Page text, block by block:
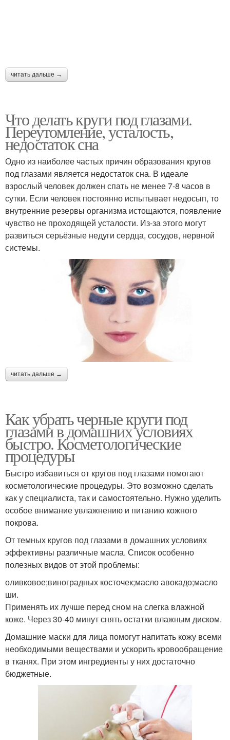
читать дальше →
Что делать круги под глазами.
Переутомление, усталость,
недостаток сна
Одно из наиболее частых причин образования кругов
под глазами является недостаток сна. В идеале
взрослый человек должен спать не менее 7-8 часов в
сутки. Если человек постоянно испытывает недосып, то
внутренние резервы организма истощаются, появление
чувство не проходящей усталости. Из-за этого могут
развиться серьёзные недуги сердца, сосудов, нервной
системы.
читать дальше →
Как убрать черные круги под
глазами в домашних условиях
быстро. Косметологические
процедуры
Быстро избавиться от кругов под глазами помогают
косметологические процедуры. Это возможно сделать
как у специалиста, так и самостоятельно. Нужно уделить
особое внимание увлажнению и питанию кожного
покрова.
От темных кругов под глазами в домашних условиях
эффективны различные масла. Список особенно
полезных видов от этой проблемы:
оливковое;виноградных косточек;масло авокадо;масло
ши.
Применять их лучше перед сном на слегка влажной
коже. Через 30-40 минут снять остатки влажным диском.
Домашние маски для лица помогут напитать кожу всеми
необходимыми веществами и ускорить кровообращение
в тканях. При этом ингредиенты у них достаточно
бюджетные.